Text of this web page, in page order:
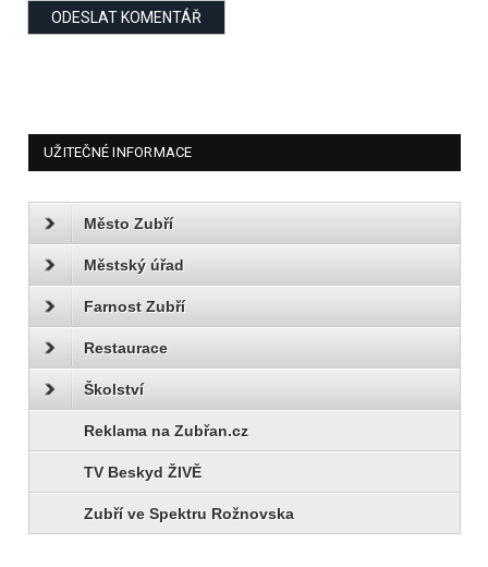
UŽITEČNÉ INFORMACE
Město Zubří
Městský úřad
Farnost Zubří
Restaurace
Školství
Reklama na Zubřan.cz
TV Beskyd ŽIVĚ
Zubří ve Spektru Rožnovska